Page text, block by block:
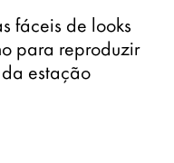
fáceis de looks
para reproduzir
estação